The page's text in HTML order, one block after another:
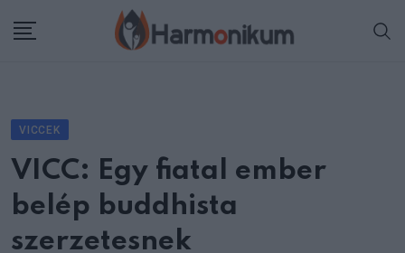
VICCEK
VICC: Egy fiatal ember
belép buddhista
szerzetesnek